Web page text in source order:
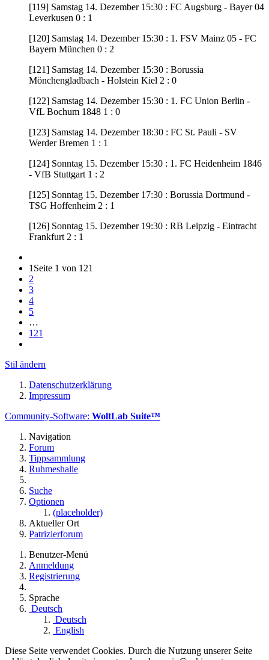
[119] Samstag 14. Dezember 15:30 : FC Augsburg - Bayer 04
Leverkusen 0 : 1
[120] Samstag 14. Dezember 15:30 : 1. FSV Mainz 05 - FC
Bayern München 0 : 2
[121] Samstag 14. Dezember 15:30 : Borussia
Mönchengladbach - Holstein Kiel 2 : 0
[122] Samstag 14. Dezember 15:30 : 1. FC Union Berlin -
VfL Bochum 1848 1 : 0
[123] Samstag 14. Dezember 18:30 : FC St. Pauli - SV
Werder Bremen 1 : 1
[124] Sonntag 15. Dezember 15:30 : 1. FC Heidenheim 1846
- VfB Stuttgart 1 : 2
[125] Sonntag 15. Dezember 17:30 : Borussia Dortmund -
TSG Hoffenheim 2 : 1
[126] Sonntag 15. Dezember 19:30 : RB Leipzig - Eintracht
Frankfurt 2 : 1
1 Seite 1 von 121
2
3
4
5
…
121
Stil ändern
Datenschutzerklärung
Impressum
Community-Software: WoltLab Suite™
Navigation
Forum
Tippsammlung
Ruhmeshalle
Suche
Optionen
(placeholder)
Aktueller Ort
Patrizierforum
Benutzer-Menü
Anmeldung
Registrierung
Sprache
Deutsch
Deutsch
English
Diese Seite verwendet Cookies. Durch die Nutzung unserer Seite